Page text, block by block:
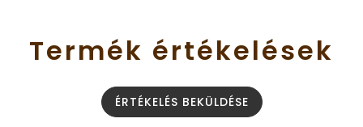
Termék értékelések
ÉRTÉKELÉS BEKÜLDÉSE